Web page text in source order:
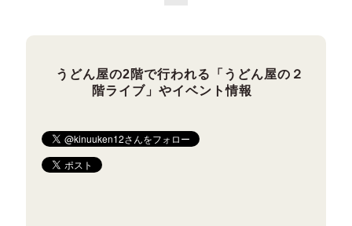
うどん屋の2階で行われる「うどん屋の２
階ライブ」やイベント情報